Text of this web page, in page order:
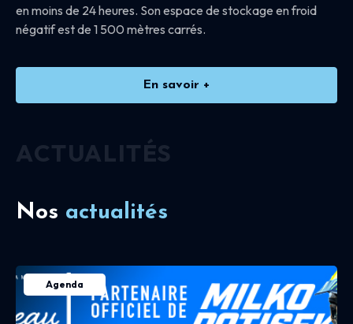
en moins de 24 heures. Son espace de stockage en froid
négatif est de 1 500 mètres carrés.
En savoir +
ACTUALITÉS
Nos actualités
Agenda